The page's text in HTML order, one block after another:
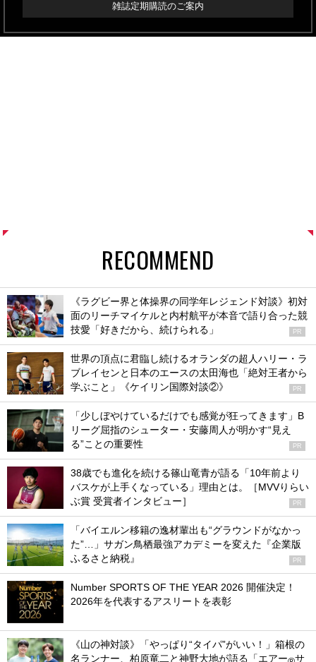
雑誌定期購読のご案内
RECOMMEND
《ラグビー界と体操界の同学年レジェンド対談》初対
面のリーチマイケルと内村航平が本音で語り合った競
技愛「好きだから、続けられる」
PR
世界の頂点に君臨し続けるオランダの超人ハリー・ラ
ブレイセンと日本のエースの太田海也「絶対王者から
学ぶこと」《ケイリン国際対談②》
PR
「少しぼやけているだけでも感覚が狂ってきます」B
リーグ屈指のシューター・安藤周人が明かす“見え
る”ことの重要性
PR
38歳でも進化を続ける篠山竜青が語る「10年前より
バスケが上手くなっている」理由とは。［MVVりらい
ぶ賞 受賞者インタビュー］
PR
「バイエルン移籍の逸材輩出も“グラウンドがなかっ
た”…」サガン鳥栖最強アカデミーを変えた『企業版
ふるさと納税』
PR
Number SPORTS OF THE YEAR 2026 開催決定！
2026年を代表するアスリートを表彰
《山の神対談》「やっぱり“タイパ”がいい！」箱根の
名ランナー、柏原竜二と神野大地が語る「エアー
サ